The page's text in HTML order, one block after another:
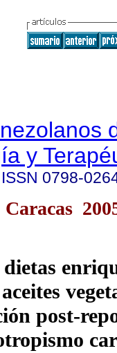
y
ISSN 0798-
Caracas
post-